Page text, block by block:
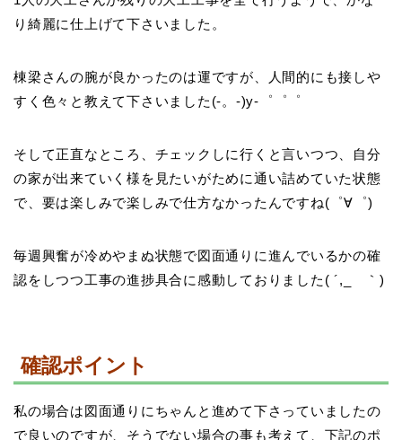
り綺麗に仕上げて下さいました。
棟梁さんの腕が良かったのは運ですが、人間的にも接しや
すく色々と教えて下さいました(-。-)y-゜゜゜
そして正直なところ、チェックしに行くと言いつつ、自分
の家が出来ていく様を見たいがために通い詰めていた状態
で、要は楽しみで楽しみで仕方なかったんですね(゜∀゜)
毎週興奮が冷めやまぬ状態で図面通りに進んでいるかの確
認をしつつ工事の進捗具合に感動しておりました( ´,_ゝ｀)
確認ポイント
私の場合は図面通りにちゃんと進めて下さっていましたの
で良いのですが、そうでない場合の事も考えて、下記のポ